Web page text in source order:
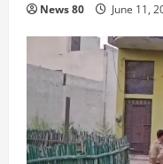
News 80 June 11,